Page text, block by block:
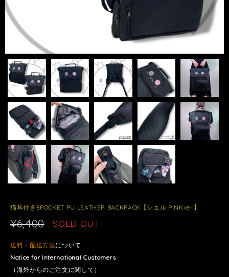
猫耳付き8POCKET PU LEATHER BACKPACK【シエル PINKver.】
¥6,400 SOLD OUT
送料・配送方法について
Notice for International Customers
（海外からのご注文に関して）